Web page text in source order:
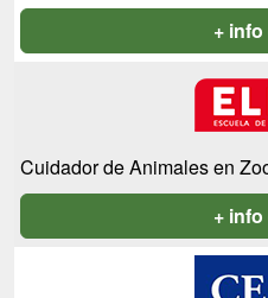
+
Cuidador de Animales en
+